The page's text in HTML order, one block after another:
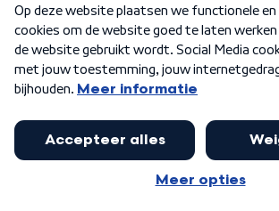
Algemene voorwaarden